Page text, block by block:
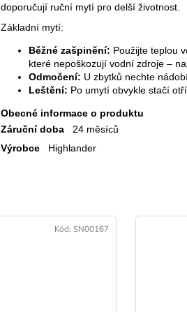
doporučují ruční mytí pro delší životnost.
Základní mytí:
Běžné zašpinění: Použijte teplou
které nepoškozují vodní zdroje –
Odmočení: U zbytků nechte
Leštění: Po umytí obvykle stačí
Obecné informace o produktu
Záruční doba
24 měsíců
Výrobce
Highlander
Kód:SN00167